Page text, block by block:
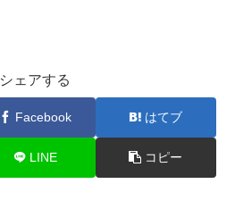
シェアする
Facebook はてブ
LINE コピー